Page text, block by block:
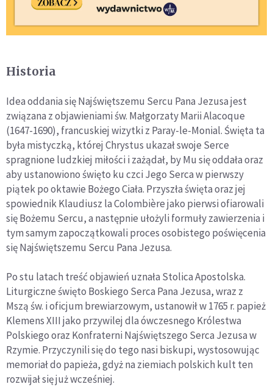
Historia
Idea oddania się Najświętszemu Sercu Pana Jezusa jest
związana z objawieniami św. Małgorzaty Marii Alacoque
(1647-1690), francuskiej wizytki z Paray-le-Monial. Święta ta
była mistyczką, której Chrystus ukazał swoje Serce
spragnione ludzkiej miłości i zażądał, by Mu się oddała oraz
aby ustanowiono święto ku czci Jego Serca w pierwszy
piątek po oktawie Bożego Ciała. Przyszła święta oraz jej
spowiednik Klaudiusz la Colombière jako pierwsi ofiarowali
się Bożemu Sercu, a następnie ułożyli formuły zawierzenia i
tym samym zapoczątkowali proces osobistego poświęcenia
się Najświętszemu Sercu Pana Jezusa.
Po stu latach treść objawień uznała Stolica Apostolska.
Liturgiczne święto Boskiego Serca Pana Jezusa, wraz z
Mszą św. i oficjum brewiarzowym, ustanowił w 1765 r. papież
Klemens XIII jako przywilej dla ówczesnego Królestwa
Polskiego oraz Konfraterni Najświętszego Serca Jezusa w
Rzymie. Przyczynili się do tego nasi biskupi, wystosowując
memoriał do papieża, gdyż na ziemiach polskich kult ten
rozwijał się już wcześniej.